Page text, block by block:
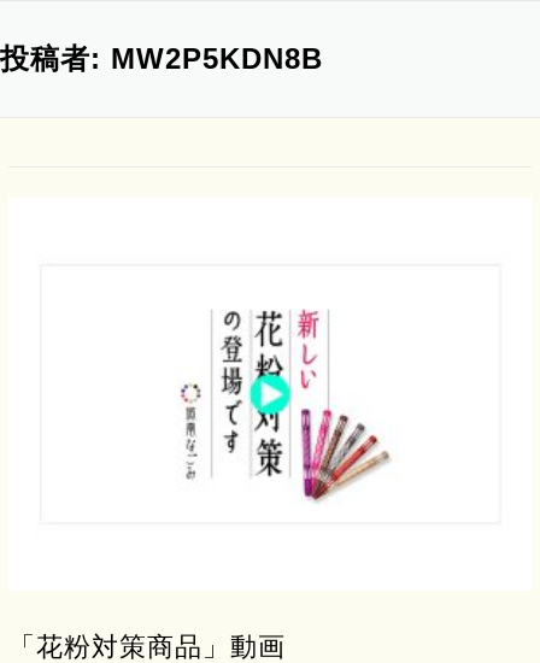
投稿者: MW2P5KDN8B
「花粉対策商品」動画